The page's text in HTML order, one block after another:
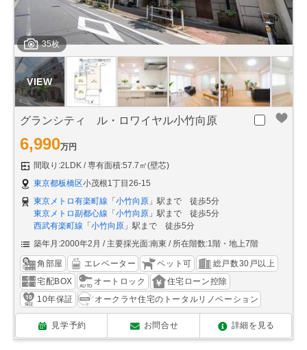
35枚
グランシティ ル・ロワイヤル小竹向原
6,990万円
間取り:2LDK
専有面積:57.7㎡(壁芯)
東京都板橋区小茂根1丁目26-15
東京メトロ有楽町線 「 小竹向原 」駅まで 徒歩5分
東京メトロ副都心線 「 小竹向原 」駅まで 徒歩5分
西武有楽町線 「 小竹向原 」駅まで 徒歩5分
築年月:2000年2月
主要採光面:南東 所在階数:1階・地上7階
角部屋 エレベーター ペット可
総戸数30戸以上
宅配BOX
オートロック
住宅ローン控除
10年保証
オークラヤ住宅のトータルリノベーション
見学予約 お問合せ 詳細を見る